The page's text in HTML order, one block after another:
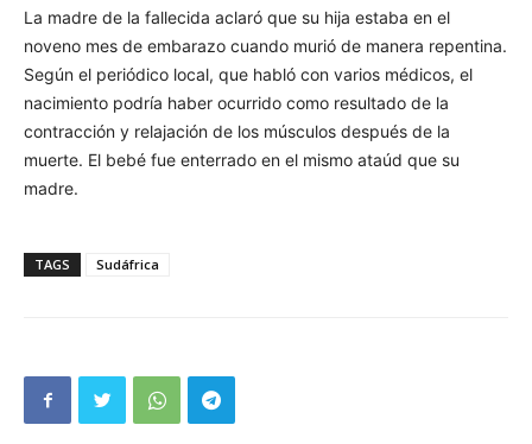
La madre de la fallecida aclaró que su hija estaba en el
noveno mes de embarazo cuando murió de manera repentina.
Según el periódico local, que habló con varios médicos, el
nacimiento podría haber ocurrido como resultado de la
contracción y relajación de los músculos después de la
muerte. El bebé fue enterrado en el mismo ataúd que su
madre.
TAGS Sudáfrica